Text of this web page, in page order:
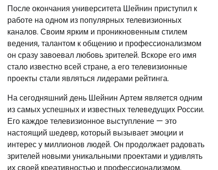
После окончания университета Шейнин приступил к
работе на одном из популярных телевизионных
каналов. Своим ярким и проникновенным стилем
ведения, талантом к общению и профессионализмом
он сразу завоевал любовь зрителей. Вскоре его имя
стало известно всей стране, а его телевизионные
проекты стали являться лидерами рейтинга.
На сегодняшний день Шейнин Артем является одним
из самых успешных и известных телеведущих России.
Его каждое телевизионное выступление — это
настоящий шедевр, который вызывает эмоции и
интерес у миллионов людей. Он продолжает радовать
зрителей новыми уникальными проектами и удивлять